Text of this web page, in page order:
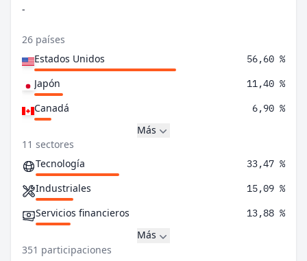
-
26 países
Estados Unidos
56,60 %
Japón 11,40 %
Canadá 6,90 %
Más
11 sectores
Tecnología
33,47 %
Industriales 15,09 %
Servicios financieros 13,88 %
Más
351 participaciones